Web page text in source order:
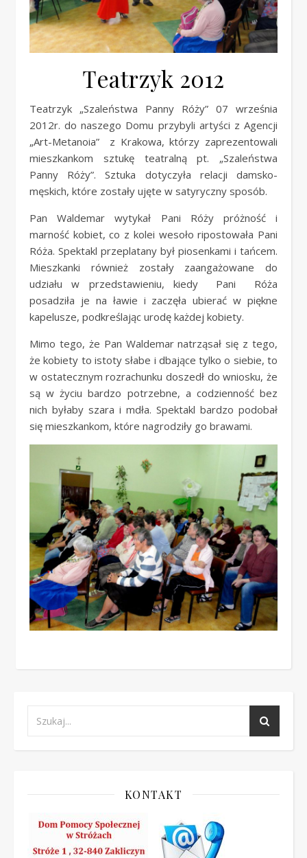
Teatrzyk 2012
Teatrzyk „Szaleństwa Panny Róży” 07 września
2012r. do naszego Domu przybyli artyści z Agencji
„Art-Metanoia” z Krakowa, którzy zaprezentowali
mieszkankom sztukę teatralną pt. „Szaleństwa
Panny Róży”. Sztuka dotyczyła relacji damsko-
męskich, które zostały ujęte w satyryczny sposób.
Pan Waldemar wytykał Pani Róży próżność i
marność kobiet, co z kolei wesoło ripostowała Pani
Róża. Spektakl przeplatany był piosenkami i tańcem.
Mieszkanki również zostały zaangażowane do
udziału w przedstawieniu, kiedy Pani Róża
posadziła je na ławie i zaczęła ubierać w piękne
kapelusze, podkreślając urodę każdej kobiety.
Mimo tego, że Pan Waldemar natrząsał się z tego,
że kobiety to istoty słabe i dbające tylko o siebie, to
w ostatecznym rozrachunku doszedł do wniosku, że
są w życiu bardzo potrzebne, a codzienność bez
nich byłaby szara i mdła. Spektakl bardzo podobał
się mieszkankom, które nagrodziły go brawami.
KONTAKT